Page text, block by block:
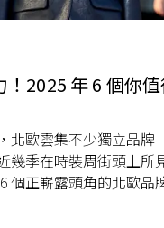
2025 年 6 個你
北歐雲集不少獨立品
幾季在時裝周街頭上所
個正嶄露頭角的北歐品